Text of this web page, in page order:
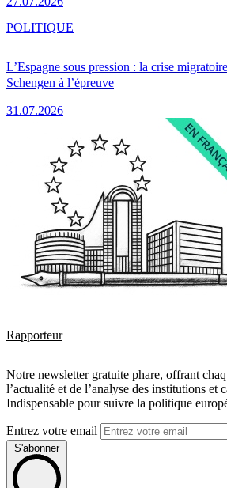
L’Espagne sous pression : la crise
Schengen à l’épreuve
31.07.2026
POLITIQUE
Rapporteur
Notre newsletter gratuite phare, offrant
l’actualité et de l’analyse des institutions et
Indispensable pour suivre la politique
Entrez votre email
S'abonner